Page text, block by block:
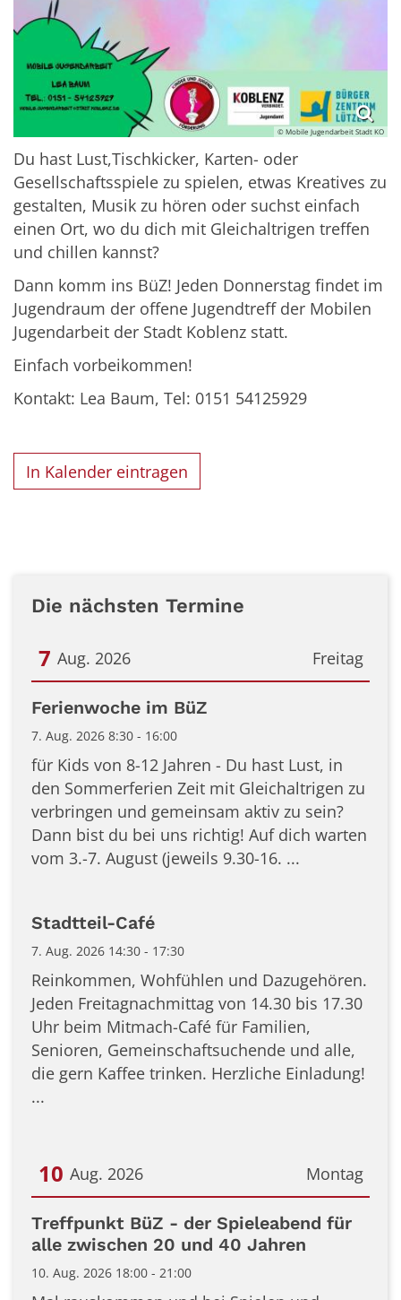
© Mobile Jugendarbeit Stadt KO
Du hast Lust,Tischkicker, Karten- oder
Gesellschaftsspiele zu spielen, etwas Kreatives zu
gestalten, Musik zu hören oder suchst einfach
einen Ort, wo du dich mit Gleichaltrigen treffen
und chillen kannst?
Dann komm ins BüZ! Jeden Donnerstag findet im
Jugendraum der offene Jugendtreff der Mobilen
Jugendarbeit der Stadt Koblenz statt.
Einfach vorbeikommen!
Kontakt: Lea Baum, Tel: 0151 54125929
In Kalender eintragen
Die nächsten Termine
Freitag
7 Aug. 2026
Datum: 7. August 2026
Ferienwoche im BüZ
7. Aug. 2026 8:30 - 16:00
für Kids von 8-12 Jahren - Du hast Lust, in
den Sommerferien Zeit mit Gleichaltrigen zu
verbringen und gemeinsam aktiv zu sein?
Dann bist du bei uns richtig! Auf dich warten
vom 3.-7. August (jeweils 9.30-16. ...
Stadtteil-Café
7. Aug. 2026 14:30 - 17:30
Reinkommen, Wohfühlen und Dazugehören.
Jeden Freitagnachmittag von 14.30 bis 17.30
Uhr beim Mitmach-Café für Familien,
Senioren, Gemeinschaftsuchende und alle,
die gern Kaffee trinken. Herzliche Einladung!
...
Montag
10 Aug. 2026
Datum: 10. August 2026
Treffpunkt BüZ - der Spieleabend für
alle zwischen 20 und 40 Jahren
10. Aug. 2026 18:00 - 21:00